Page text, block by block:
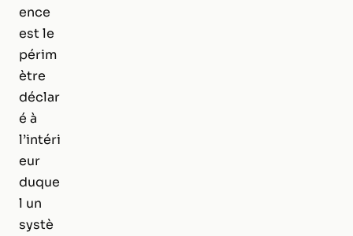
ence
est le
périm
ètre
déclar
é à
l’intéri
eur
duque
l un
systè